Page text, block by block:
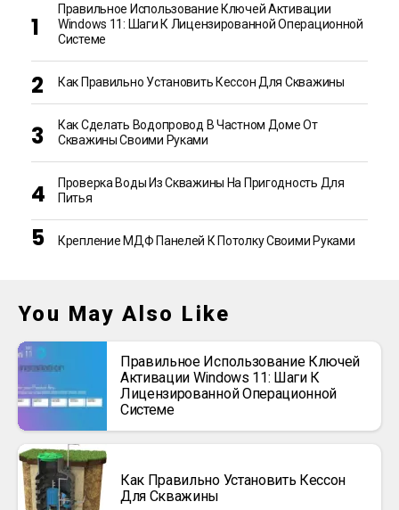
Правильное Использование Ключей Активации
Windows 11: Шаги К Лицензированной Операционной
Системе
Как Правильно Установить Кессон Для Скважины
Как Сделать Водопровод В Частном Доме От
Скважины Своими Руками
Проверка Воды Из Скважины На Пригодность Для
Питья
Крепление МДФ Панелей К Потолку Своими Руками
You May Also Like
Правильное Использование Ключей
Активации Windows 11: Шаги К
Лицензированной Операционной
Системе
Как Правильно Установить Кессон
Для Скважины